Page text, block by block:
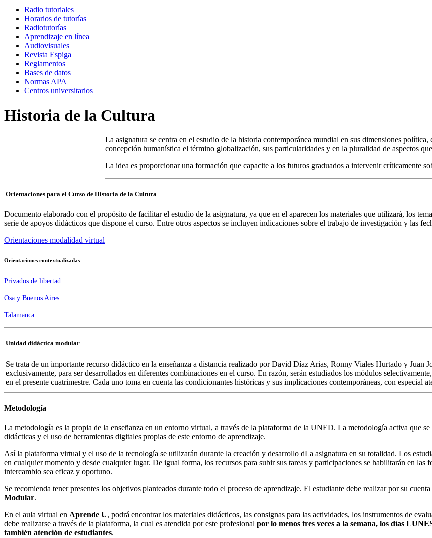
Radio tutoriales
Horarios de tutorías
Radiotutorías
Aprendizaje en línea
Audiovisuales
Revista Espiga
Reglamentos
Bases de datos
Normas APA
Centros universitarios
Historia de la Cultura
La asignatura se centra en el estudio de la historia contemporánea mundial en sus dimensiones
concepción humanística el término globalización, sus particularidades y en la pluralidad de aspectos
La idea es proporcionar una formación que capacite a los futuros graduados a intervenir críticamente
Orientaciones para el Curso de Historia de la Cultura
Documento elaborado con el propósito de facilitar el estudio de la asignatura, ya que en el aparecen los materiales que utilizará, los
serie de apoyos didácticos que dispone el curso. Entre otros aspectos se incluyen indicaciones sobre el trabajo de investigación y las
Orientaciones modalidad virtual
Orientaciones contextualizadas
Privados de libertad
Osa y Buenos Aires
Talamanca
Unidad didáctica modular
Se trata de un importante recurso didáctico en la enseñanza a distancia realizado por David Díaz Arias, Ronny Viales Hurtado y Juan
exclusivamente, para ser desarrollados en diferentes combinaciones en el curso. En razón, serán estudiados los módulos
en el presente cuatrimestre. Cada uno toma en cuenta las condicionantes históricas y sus implicaciones contemporáneas, con especial
Metodología
La metodología es la propia de la enseñanza en un entorno virtual, a través de la plataforma de la UNED. La metodología activa que
didácticas y el uso de herramientas digitales propias de este entorno de aprendizaje.
Así la plataforma virtual y el uso de la tecnología se utilizarán durante la creación y desarrollo dLa asignatura en su totalidad. Los
en cualquier momento y desde cualquier lugar. De igual forma, los recursos para subir sus tareas y participaciones se habilitarán en las
intercambio sea eficaz y oportuno.
Se recomienda tener presentes los objetivos planteados durante todo el proceso de aprendizaje. El estudiante debe realizar por su
Modular.
En el aula virtual en Aprende U, podrá encontrar los materiales didácticos, las consignas para las actividades, los instrumentos de
debe realizarse a través de la plataforma, la cual es atendida por este profesional por lo menos tres veces a la semana, los días
también atención de estudiantes.